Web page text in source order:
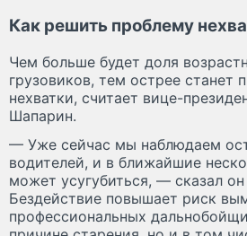
Как решить проблему
Чем больше будет доля
грузовиков, тем острее станет
нехватки, считает вице-
Шапарин.
— Уже сейчас мы наблюдаем
водителей, и в ближайшие
может усугубиться, — сказал
Бездействие повышает риск
профессиональных